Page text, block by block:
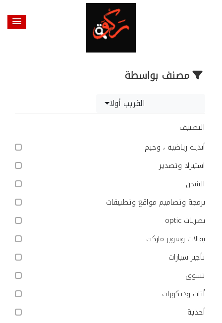
مصنف بواسطة
القريب أولا
التصنيف
أندية رياضيه ، وجيم
استيراد وتصدير
الشحن
برمجة وتصاميم مواقع وتطبيقات
بصريات optic
بقالات وسوبر ماركت
تأجير سيارات
تسوق
أثاث وديكورات
أحذية